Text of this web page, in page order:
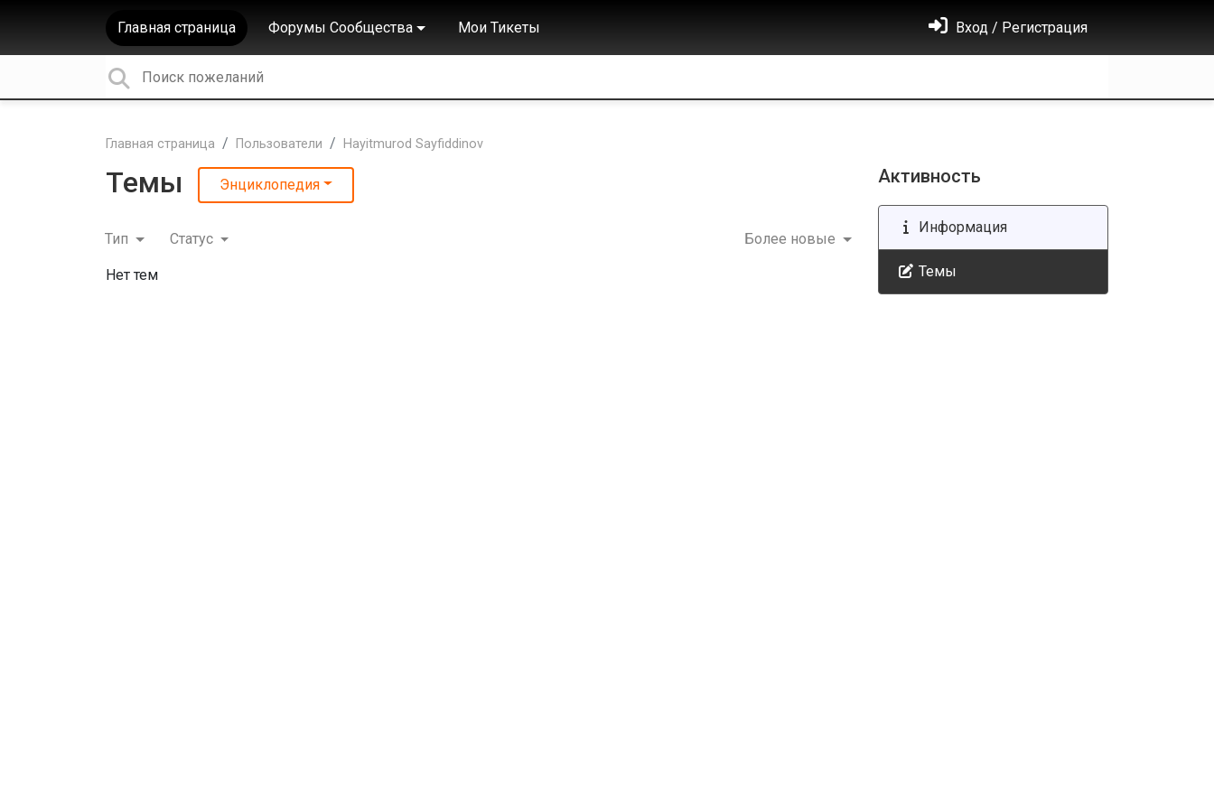
Главная страница Форумы Сообщества Мои Тикеты Вход / Регистрация
Главная страница Пользователи Hayitmurod Sayfiddinov
Темы Энциклопедия
Тип Статус Более новые
Нет тем
Активность
Информация
Темы